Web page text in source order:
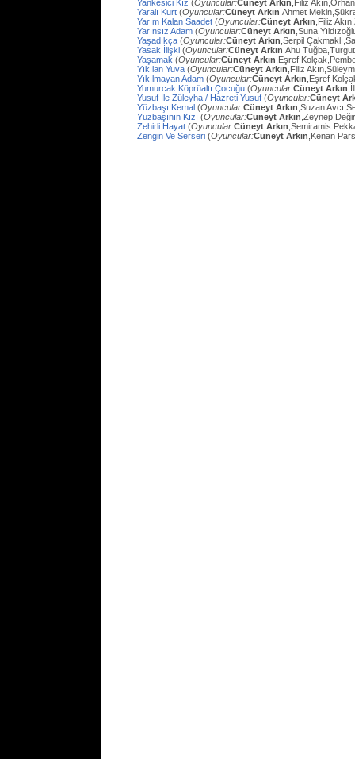
Yankesici Kız (Oyuncular:Cüneyt Arkın ,Filiz
Yaralı Kurt (Oyuncular:Cüneyt Arkın ,Ahmet
Yarım Kalan Saadet (Oyuncular:Cüneyt Arkın ,Filiz
Yarınsız Adam (Oyuncular:Cüneyt Arkın ,Suna
Yaşadıkça (Oyuncular:Cüneyt Arkın ,Serpil
Yasak İlişki (Oyuncular:Cüneyt Arkın ,Ahu
Yaşamak (Oyuncular:Cüneyt Arkın ,Eşref
Yıkılan Yuva (Oyuncular:Cüneyt Arkın ,Filiz
Yıkılmayan Adam (Oyuncular:Cüneyt Arkın ,Eşref
Yumurcak Köprüaltı Çocuğu (Oyuncular:Cüneyt Arkın
Yusuf İle Züleyha / Hazreti Yusuf (Oyuncular:Cüneyt
Yüzbaşı Kemal (Oyuncular:Cüneyt Arkın ,Suzan
Yüzbaşının Kızı (Oyuncular:Cüneyt Arkın ,Zeynep
Zehirli Hayat (Oyuncular:Cüneyt Arkın ,Semiramis
Zengin Ve Serseri (Oyuncular:Cüneyt Arkın ,Kenan